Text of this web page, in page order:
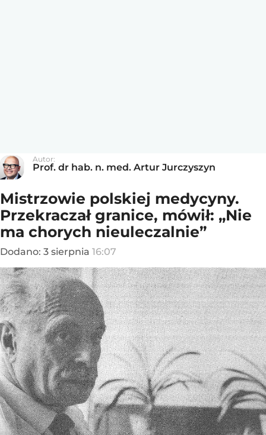
Autor:
Prof. dr hab. n. med. Artur Jurczyszyn
Mistrzowie polskiej medycyny.
Przekraczał granice, mówił: „Nie
ma chorych nieuleczalnie”
Dodano: 3 sierpnia 16:07